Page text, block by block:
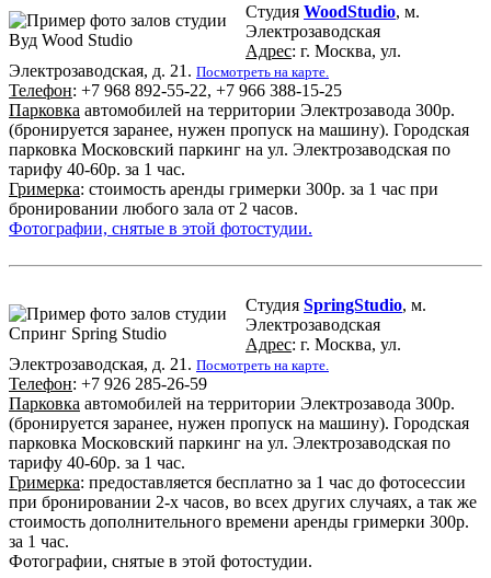
Студия WoodStudio, м.
Электрозаводская
Адрес: г. Москва, ул.
Электрозаводская, д. 21. Посмотреть на карте.
Телефон: +7 968 892-55-22, +7 966 388-15-25
Парковка автомобилей на территории Электрозавода 300р.
(бронируется заранее, нужен пропуск на машину). Городская
парковка Московский паркинг на ул. Электрозаводская по
тарифу 40-60р. за 1 час.
Гримерка: стоимость аренды гримерки 300р. за 1 час при
бронировании любого зала от 2 часов.
Фотографии, снятые в этой фотостудии.
Студия SpringStudio, м.
Электрозаводская
Адрес: г. Москва, ул.
Электрозаводская, д. 21. Посмотреть на карте.
Телефон: +7 926 285-26-59
Парковка автомобилей на территории Электрозавода 300р.
(бронируется заранее, нужен пропуск на машину). Городская
парковка Московский паркинг на ул. Электрозаводская по
тарифу 40-60р. за 1 час.
Гримерка: предоставляется бесплатно за 1 час до фотосессии
при бронировании 2-х часов, во всех других случаях, а так же
стоимость дополнительного времени аренды гримерки 300р.
за 1 час.
Фотографии, снятые в этой фотостудии.